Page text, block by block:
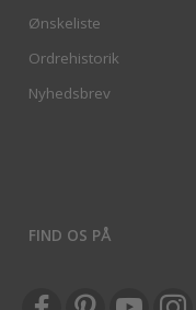
Ønskeliste
Ordrehistorik
Nyhedsbrev
FIND OS PÅ